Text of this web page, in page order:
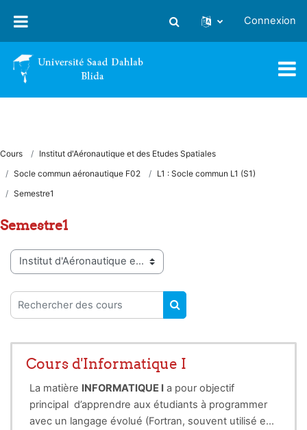
Activer/désactiver la saisie
Connexion
Cours
Institut d'Aéronautique et des Etudes Spatiales
Socle commun aéronautique F02
L1 : Socle commun L1 (S1)
Semestre1
Semestre1
Catégories de cours
Rechercher des cours
RECHERCHER DES
Cours d'Informatique I
La matière INFORMATIQUE I a pour objectif
principal d’apprendre aux étudiants à programmer
avec un langage évolué (Fortran, souvent utilisé en